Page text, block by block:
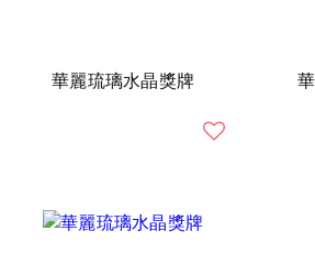
華麗琉璃水晶獎牌